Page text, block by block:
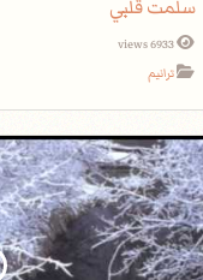
سلمت قلبي
6933 views
ترانيم